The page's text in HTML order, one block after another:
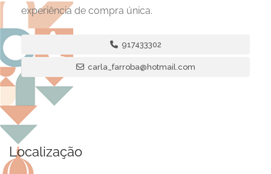
experiência de compra única.
917433302
carla_farroba@hotmail.com
Localização